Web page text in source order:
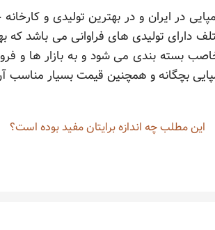
در ایران و در بهترین تولیدی و
دارای تولیدی های فراوانی می باشد
بسته بندی می شود و به بازار ها
بچگانه و همچنین قیمت بسیار مناسب
این مطلب چه‌ اندازه برایتان مفید بوده است؟